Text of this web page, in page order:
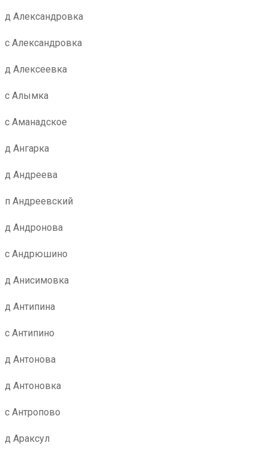
д Александровка
с Александровка
д Алексеевка
с Алымка
с Аманадское
д Ангарка
д Андреева
п Андреевский
д Андронова
с Андрюшино
д Анисимовка
д Антипина
с Антипино
д Антонова
д Антоновка
с Антропово
д Араксул